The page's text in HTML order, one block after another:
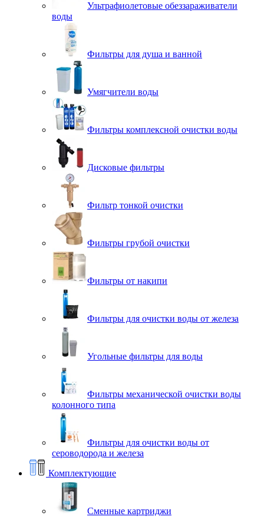
Ультрафиолетовые обеззараживатели
воды
Фильтры для душа и ванной
Умягчители воды
Фильтры комплексной очистки воды
Дисковые фильтры
Фильтр тонкой очистки
Фильтры грубой очистки
Фильтры от накипи
Фильтры для очистки воды от железа
Угольные фильтры для воды
Фильтры механической очистки воды
колонного типа
Фильтры для очистки воды от
сероводорода и железа
Комплектующие
Сменные картриджи